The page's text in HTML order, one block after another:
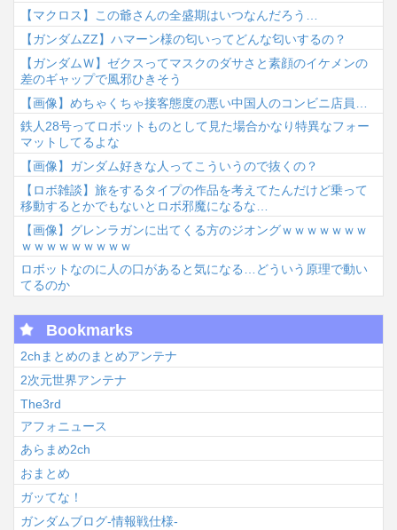
【マクロス】この爺さんの全盛期はいつなんだろう…
【ガンダムΖΖ】ハマーン様の匂いってどんな匂いするの？
【ガンダムＷ】ゼクスってマスクのダサさと素顔のイケメンの
差のギャップで風邪ひきそう
【画像】めちゃくちゃ接客態度の悪い中国人のコンビニ店員…
鉄人28号ってロボットものとして見た場合かなり特異なフォー
マットしてるよな
【画像】ガンダム好きな人ってこういうので抜くの？
【ロボ雑談】旅をするタイプの作品を考えてたんだけど乗って
移動するとかでもないとロボ邪魔になるな…
【画像】グレンラガンに出てくる方のジオングｗｗｗｗｗｗｗ
ｗｗｗｗｗｗｗｗｗ
ロボットなのに人の口があると気になる…どういう原理で動い
てるのか
Bookmarks
2chまとめのまとめアンテナ
2次元世界アンテナ
The3rd
アフォニュース
あらまめ2ch
おまとめ
ガッてな！
ガンダムブログ-情報戦仕様-